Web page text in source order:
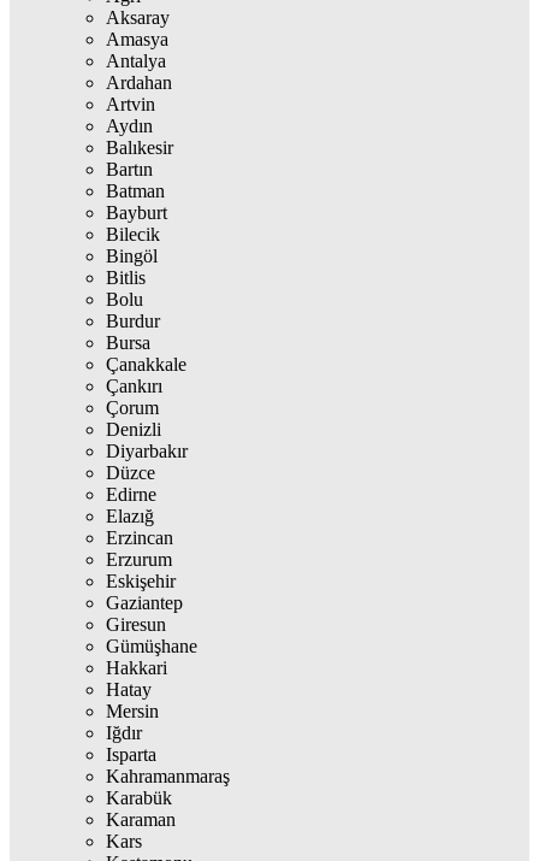
Aksaray
Amasya
Antalya
Ardahan
Artvin
Aydın
Balıkesir
Bartın
Batman
Bayburt
Bilecik
Bingöl
Bitlis
Bolu
Burdur
Bursa
Çanakkale
Çankırı
Çorum
Denizli
Diyarbakır
Düzce
Edirne
Elazığ
Erzincan
Erzurum
Eskişehir
Gaziantep
Giresun
Gümüşhane
Hakkari
Hatay
Mersin
Iğdır
Isparta
Kahramanmaraş
Karabük
Karaman
Kars